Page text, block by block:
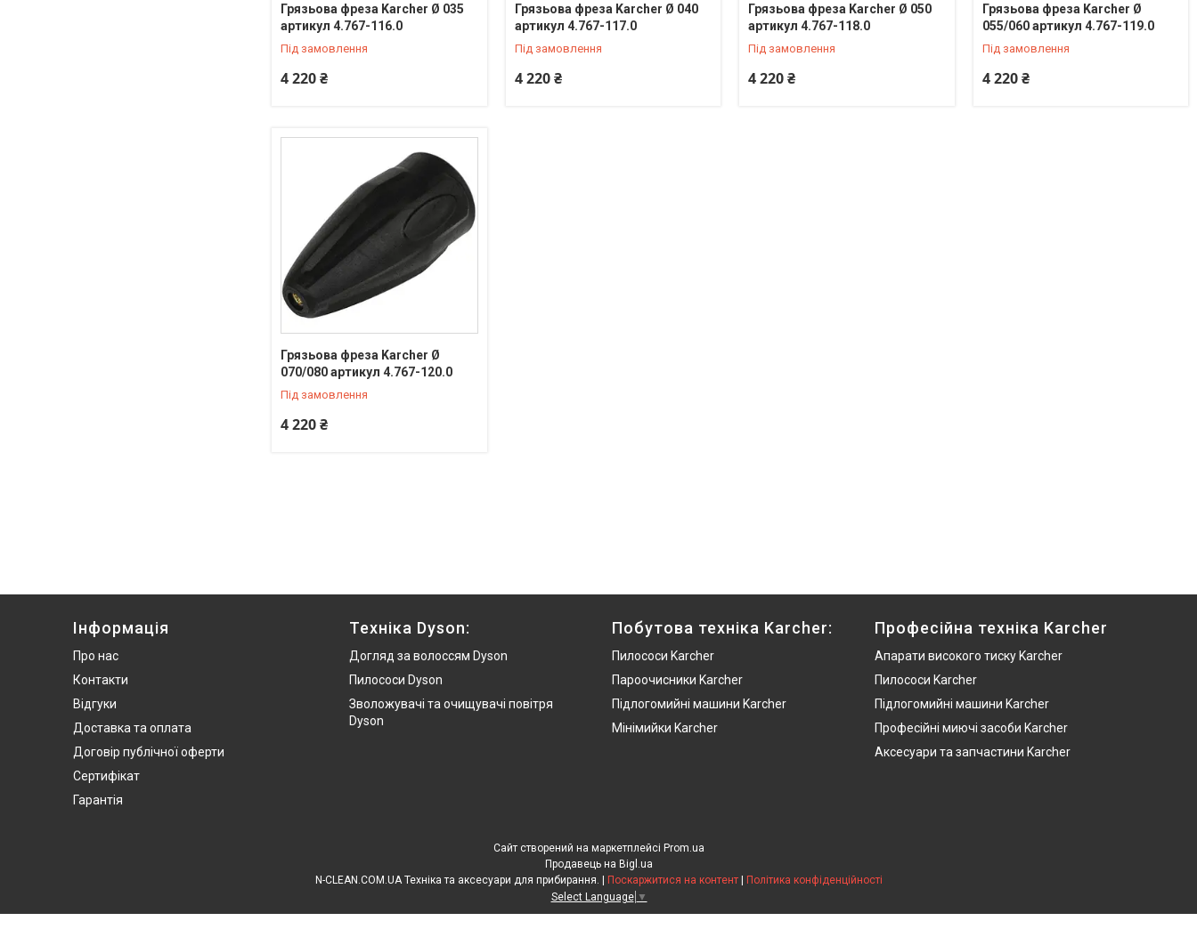
Грязьова фреза Karcher Ø 035
артикул 4.767-116.0
Під замовлення
4 220 ₴
Грязьова фреза Karcher Ø 040
артикул 4.767-117.0
Під замовлення
4 220 ₴
Грязьова фреза Karcher Ø 050
артикул 4.767-118.0
Під замовлення
4 220 ₴
Грязьова фреза Karcher Ø
055/060 артикул 4.767-119.0
Під замовлення
4 220 ₴
Грязьова фреза Karcher Ø
070/080 артикул 4.767-120.0
Під замовлення
4 220 ₴
Інформація
Про нас
Контакти
Відгуки
Доставка та оплата
Договір публічної оферти
Сертифікат
Гарантія
Техніка Dyson:
Догляд за волоссям Dyson
Пилососи Dyson
Зволожувачі та очищувачі повітря
Dyson
Побутова техніка Karcher:
Пилососи Karcher
Пароочисники Karcher
Підлогомийні машини Karcher
Мінімийки Karcher
Професійна техніка Karcher
Апарати високого тиску Karcher
Пилососи Karcher
Підлогомийні машини Karcher
Професійні миючі засоби Karcher
Аксесуари та запчастини Karcher
Сайт створений на маркетплейсі Prom.ua
Продавець на Bigl.ua
Поскаржитися на контент
Політика конфіденційності
Select Language ▼